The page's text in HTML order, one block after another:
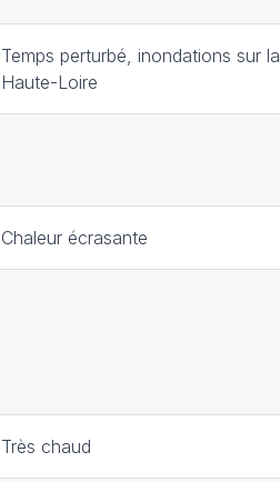
Temps perturbé, inondations sur
Haute-Loire
Chaleur écrasante
Très chaud